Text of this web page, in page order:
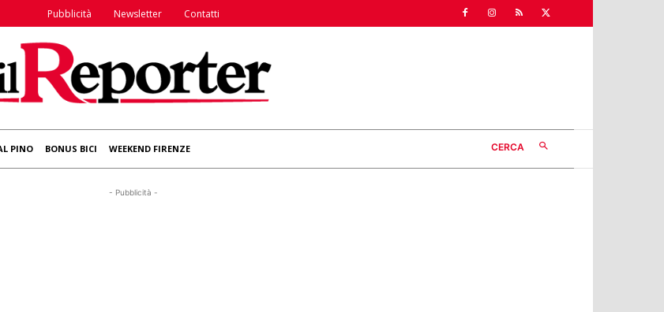
Pubblicità Newsletter Contatti
PINO BONUS BICI WEEKEND FIRENZE CERCA
- Pubblicità -